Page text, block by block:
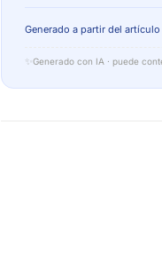
Generado a partir del
✨ Generado con IA · puede